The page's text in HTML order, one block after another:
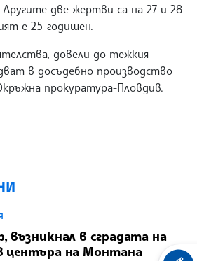
две жертви са на 27 и 28
е 25-годишен.
довели до тежкия
в досъдебно производство
прокуратура-Пловдив.
в сградата на
центъра на Монтана